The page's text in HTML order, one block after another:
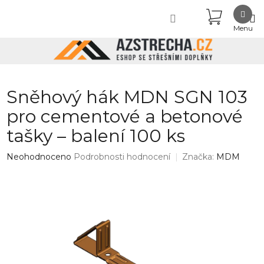
KOŠÍK
Sněhový hák MDN SGN 103
pro cementové a betonové
tašky – balení 100 ks
Průměrné
Neohodnoceno Podrobnosti hodnocení Značka: MDM